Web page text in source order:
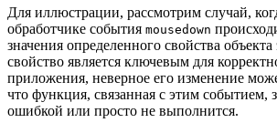
Для иллюстрации, рассмотрим случай,
обработчике события mousedown
значения определенного свойства
свойство является ключевым для
приложения, неверное его изменение
что функция, связанная с этим событием,
ошибкой или просто не выполнится.